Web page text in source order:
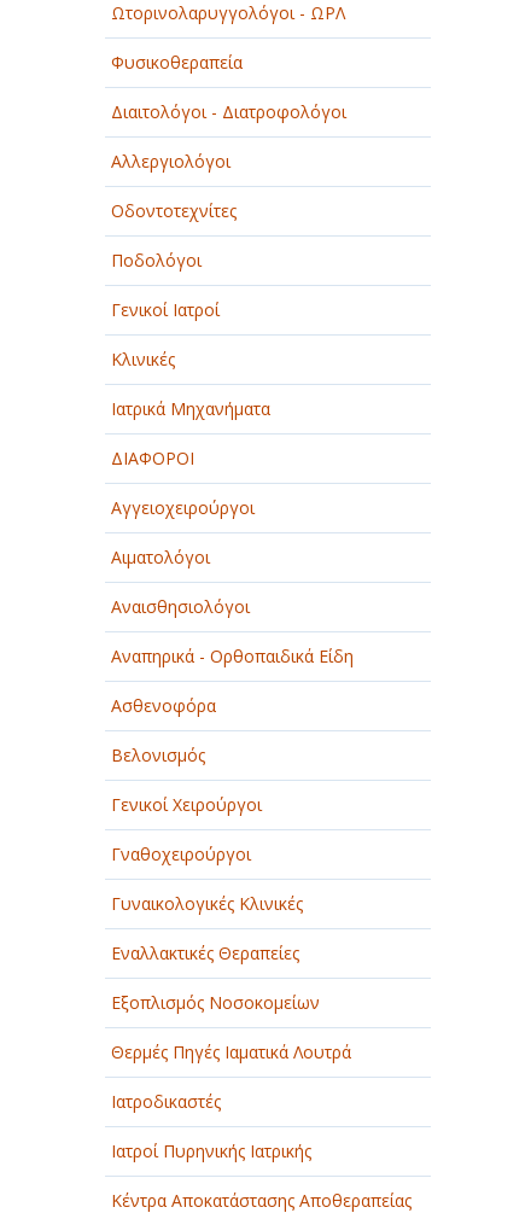
Ωτορινολαρυγγολόγοι - ΩΡΛ
Φυσικοθεραπεία
Διαιτολόγοι - Διατροφολόγοι
Αλλεργιολόγοι
Οδοντοτεχνίτες
Ποδολόγοι
Γενικοί Ιατροί
Κλινικές
Ιατρικά Μηχανήματα
ΔΙΑΦΟΡΟΙ
Αγγειοχειρούργοι
Αιματολόγοι
Αναισθησιολόγοι
Αναπηρικά - Ορθοπαιδικά Είδη
Ασθενοφόρα
Βελονισμός
Γενικοί Χειρούργοι
Γναθοχειρούργοι
Γυναικολογικές Κλινικές
Εναλλακτικές Θεραπείες
Εξοπλισμός Νοσοκομείων
Θερμές Πηγές Ιαματικά Λουτρά
Ιατροδικαστές
Ιατροί Πυρηνικής Ιατρικής
Κέντρα Αποκατάστασης Αποθεραπείας